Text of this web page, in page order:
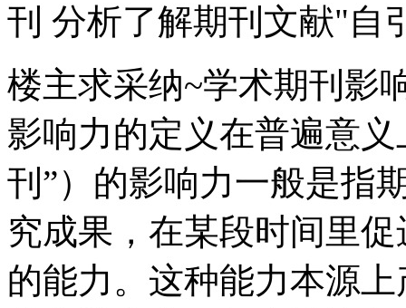
刊 分析了解期刊文献"自
楼主求采纳~学术期刊影
影响力的定义在普遍意
刊”）的影响力一般是指
究成果，在某段时间里
的能力。这种能力本源